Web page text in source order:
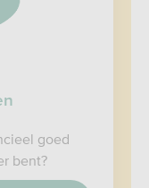
goed
bent?